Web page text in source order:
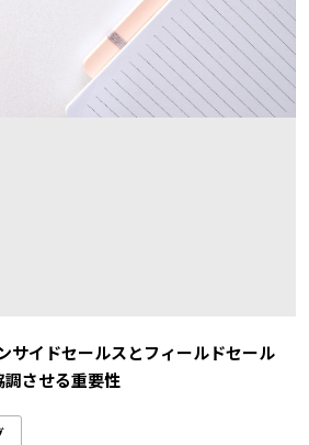
サイドセールスとフィールドセール
させる重要性